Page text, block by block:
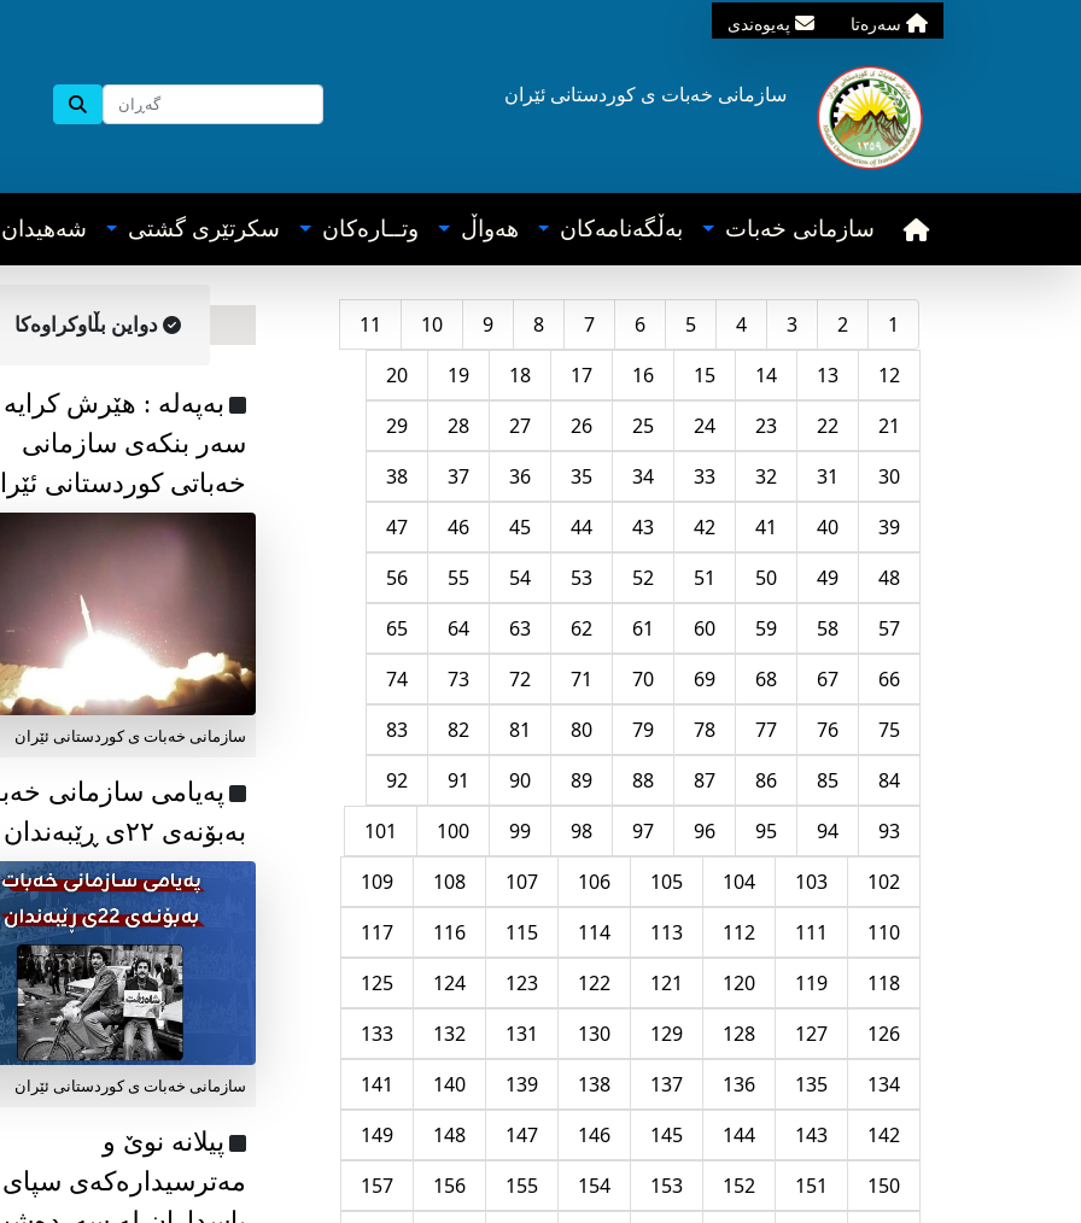
سه‌ره‌تا په‌یوه‌ندی
سازمانی خه‌بات ی کوردستانی ئێران
سازمانی خه‌بات به‌ڵگه‌نامه‌کان هه‌واڵ وتــاره‌کان سکرتێری گشتی شه‌هیدان
1
2
3
4
5
6
7
8
9
10
11
12
13
14
15
16
17
18
19
20
21
22
23
24
25
26
27
28
29
30
31
32
33
34
35
36
37
38
39
40
41
42
43
44
45
46
47
48
49
50
51
52
53
54
55
56
57
58
59
60
61
62
63
64
65
66
67
68
69
70
71
72
73
74
75
76
77
78
79
80
81
82
83
84
85
86
87
88
89
90
91
92
93
94
95
96
97
98
99
100
101
102
103
104
105
106
107
108
109
110
111
112
113
114
115
116
117
118
119
120
121
122
123
124
125
126
127
128
129
130
131
132
133
134
135
136
137
138
139
140
141
142
143
144
145
146
147
148
149
150
151
152
153
154
155
156
157
دواین بڵاوکراوه‌کا
به‌په‌له‌ : هێرش کرایە
سەر بنکەی سازمانی
خەباتی کوردستانی
سازمانی خەبات ی کوردستانی ئێران
پەیامی سازمانی
بەبۆنەی ۲۲ی ڕێبەندان
سازمانی خەبات ی كوردستانی ئێران
پیلانە نوێ و
مەترسیدارەکەی سپای